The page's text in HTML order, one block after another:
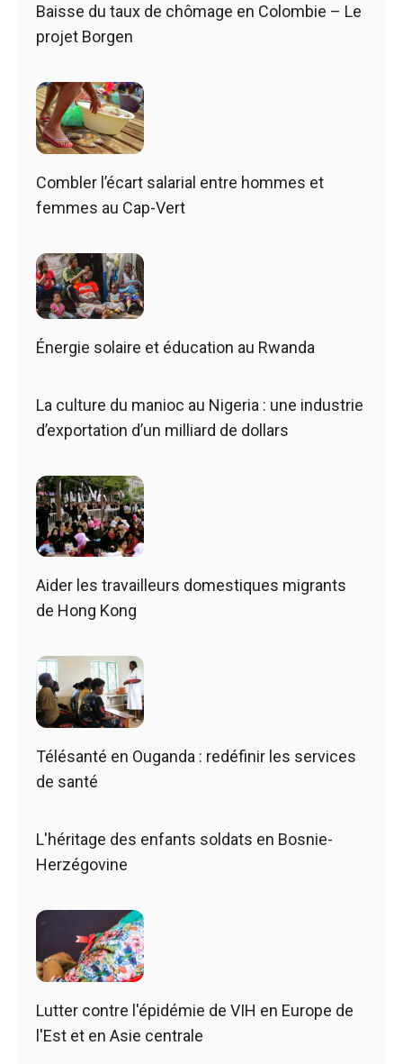
Baisse du taux de chômage en Colombie – Le
projet Borgen
Combler l’écart salarial entre hommes et
femmes au Cap-Vert
Énergie solaire et éducation au Rwanda
La culture du manioc au Nigeria : une industrie
d’exportation d’un milliard de dollars
Aider les travailleurs domestiques migrants
de Hong Kong
Télésanté en Ouganda : redéfinir les services
de santé
L'héritage des enfants soldats en Bosnie-
Herzégovine
Lutter contre l'épidémie de VIH en Europe de
l'Est et en Asie centrale